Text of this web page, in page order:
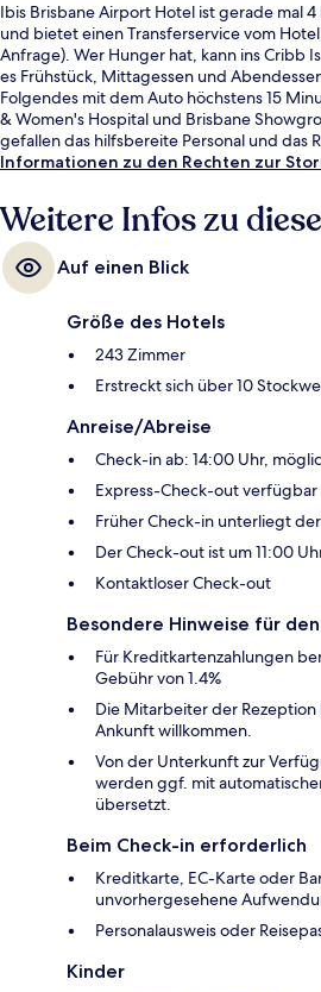
Ibis Brisbane Airport Hotel ist gerade mal
und bietet einen Transferservice vom
Anfrage). Wer Hunger hat, kann ins Cribb
es Frühstück, Mittagessen und
Folgendes mit dem Auto höchstens 15
& Women's Hospital und Brisbane
gefallen das hilfsbereite Personal und das
Informationen zu den Rechten zur
Weitere Infos zu
Auf einen Blick
Größe des Hotels
243 Zimmer
Erstreckt sich über 10
Anreise/Abreise
Check-in ab: 14:00 Uhr,
Express-Check-out verfügbar
Früher Check-in unterliegt
Der Check-out ist um 11:00
Kontaktloser Check-out
Besondere Hinweise für
Für Kreditkartenzahlungen
Gebühr von 1.4%
Die Mitarbeiter der
Ankunft willkommen.
Von der Unterkunft zur
werden ggf. mit
übersetzt.
Beim Check-in erforderlich
Kreditkarte, EC-Karte oder
unvorhergesehene
Personalausweis oder
Kinder